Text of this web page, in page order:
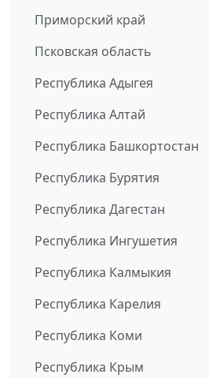
Приморский край
Псковская область
Республика Адыгея
Республика Алтай
Республика Башкортостан
Республика Бурятия
Республика Дагестан
Республика Ингушетия
Республика Калмыкия
Республика Карелия
Республика Коми
Республика Крым